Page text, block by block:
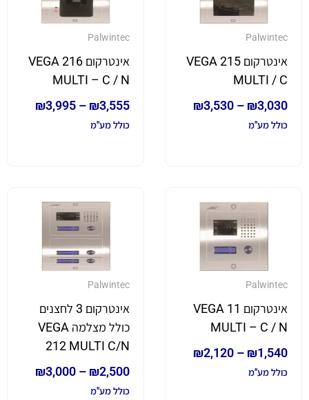
Palwintec
אינטרקום VEGA 215
MULTI / C
₪3,030
–
₪3,530
כולל מע"מ
Palwintec
אינטרקום VEGA 216
MULTI – C / N
₪3,555
–
₪3,995
כולל מע"מ
Palwintec
אינטרקום VEGA 11
MULTI – C / N
₪1,540
–
₪2,120
כולל מע"מ
Palwintec
אינטרקום 3 לחצנים
כולל מצלמה VEGA
212 MULTI C/N
₪2,500
–
₪3,000
כולל מע"מ